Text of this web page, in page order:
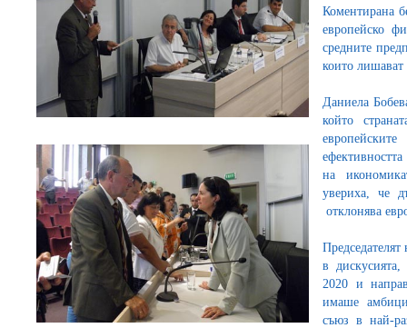
Коментирана
европейско
средните
които лишават
Даниела
който
на
увериха, че
отклонява
в
2020 и
имаше
съюз в най-